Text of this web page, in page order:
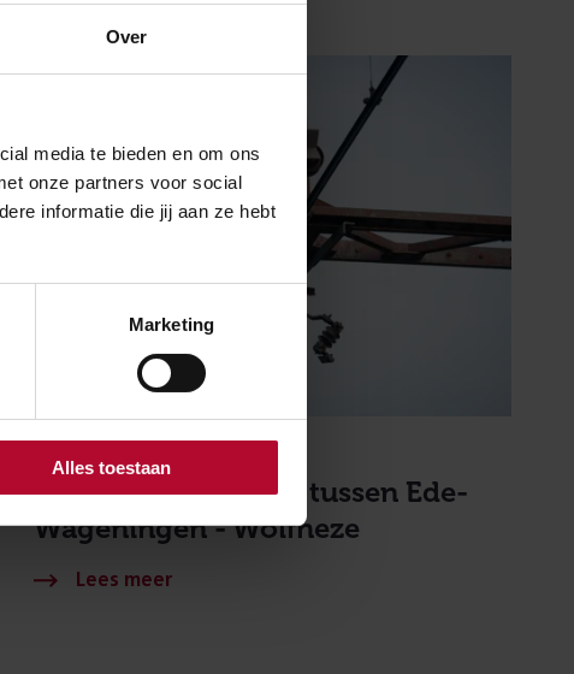
Over
media te bieden en om ons
onze partners voor social
informatie die jij aan ze hebt
Marketing
Alles toestaan
Treinen rijden weer tussen Ede-
Wageningen - Wolfheze
17 juni 2026